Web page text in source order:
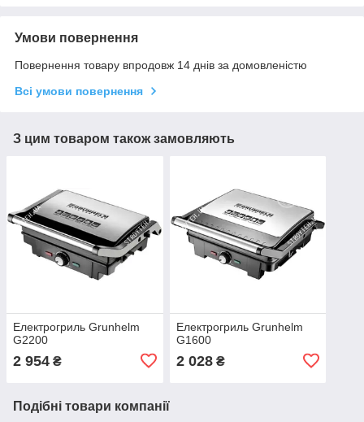
Умови повернення
Повернення товару впродовж 14 днів за домовленістю
Всі умови повернення
З цим товаром також замовляють
Електрогриль Grunhelm
G2200
2 954 ₴
Електрогриль Grunhelm
G1600
2 028₴
Подібні товари компанії